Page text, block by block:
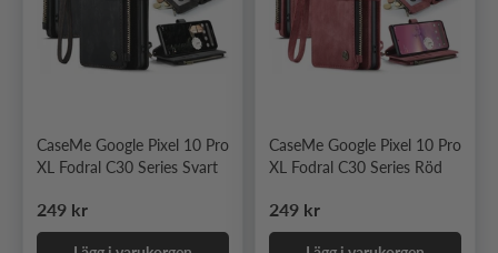
CaseMe Google Pixel 10 Pro
XL Fodral C30 Series Svart
Ordinarie pris
249 kr
CaseMe Google Pixel 10 Pro
XL Fodral C30 Series Röd
Ordinarie pris
249 kr